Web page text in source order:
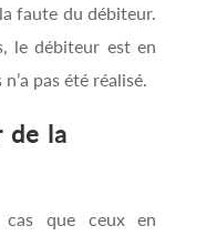
faute du débiteur.
le débiteur est en
pas été réalisé.
de la
que ceux en